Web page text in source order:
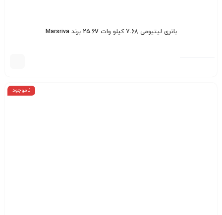
باتری لیتیومی 7.68 کیلو وات 25.6V برند Marsriva
ناموجود